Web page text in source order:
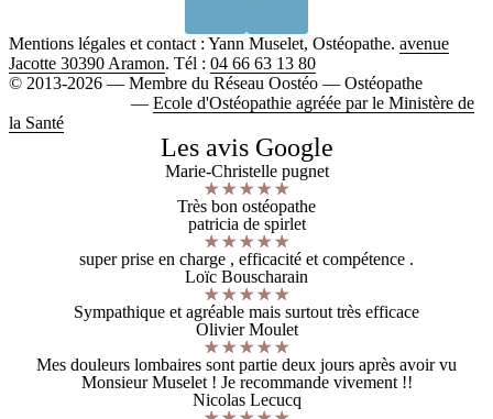
Mentions légales et contact : Yann Muselet, Ostéopathe. avenue
Jacotte 30390 Aramon. Tél : 04 66 63 13 80
© 2013-2026 — Membre du Réseau Oostéo — Ostéopathe
— Ecole d'Ostéopathie agréée par le Ministère de
la Santé
Les avis Google
Marie-Christelle pugnet
Très bon ostéopathe
patricia de spirlet
super prise en charge , efficacité et compétence .
Loïc Bouscharain
Sympathique et agréable mais surtout très efficace
Olivier Moulet
Mes douleurs lombaires sont partie deux jours après avoir vu
Monsieur Muselet ! Je recommande vivement !!
Nicolas Lecucq